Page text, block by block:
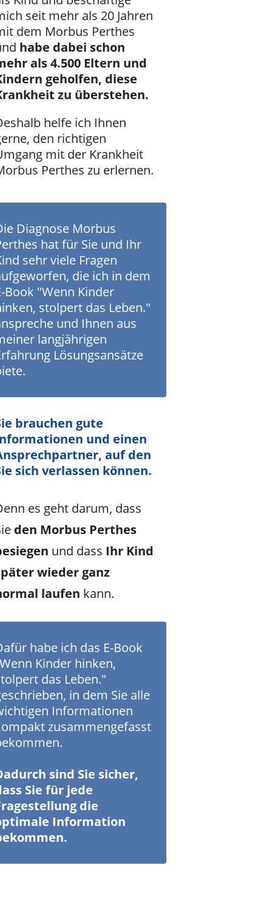
seit mehr als 20 Jahren
dem Morbus Perthes
habe dabei schon
als 4.500 Eltern und
geholfen, diese
zu überstehen.
helfe ich Ihnen
den richtigen
mit der Krankheit
Perthes zu erlernen.
Diagnose Morbus
hat für Sie und Ihr
sehr viele Fragen
die ich in dem
Book "Wenn Kinder
stolpert das Leben."
und Ihnen aus
langjährigen
Lösungsansätze
brauchen gute
und einen
auf den
sich verlassen können.
es geht darum, dass
den Morbus Perthes
und dass Ihr Kind
wieder ganz
laufen kann.
habe ich das E-Book
Kinder hinken,
das Leben."
in dem Sie alle
Informationen
zusammengefasst
sind Sie sicher,
Sie für jede
die
Information